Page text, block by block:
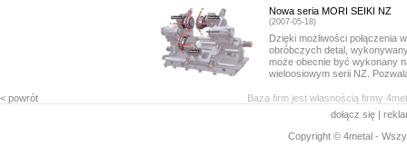
Nowa seria MORI SEIKI NZ
(2007-05-18)
Dzięki możliwości połączenia
obróbczych detal,
może obecnie być wykonany
wieloosiowym serii NZ.
< powrót
Baza firm jest własnością firmy
dołącz się |
Copyright © 4metal -